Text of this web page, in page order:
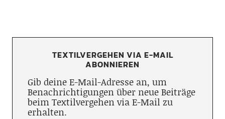
TEXTILVERGEHEN VIA E-MAIL
ABONNIEREN
Gib deine E-Mail-Adresse an, um
Benachrichtigungen über neue Beiträge
beim Textilvergehen via E-Mail zu
erhalten.